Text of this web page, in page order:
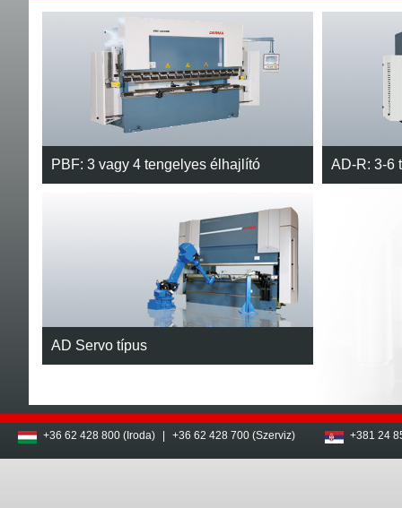
PBF: 3 vagy 4 tengelyes élhajlító AD-R: 3-6
AD Servo típus
+36 62 428 800 (Iroda) +36 62 428 700 (Szerviz) +381 24